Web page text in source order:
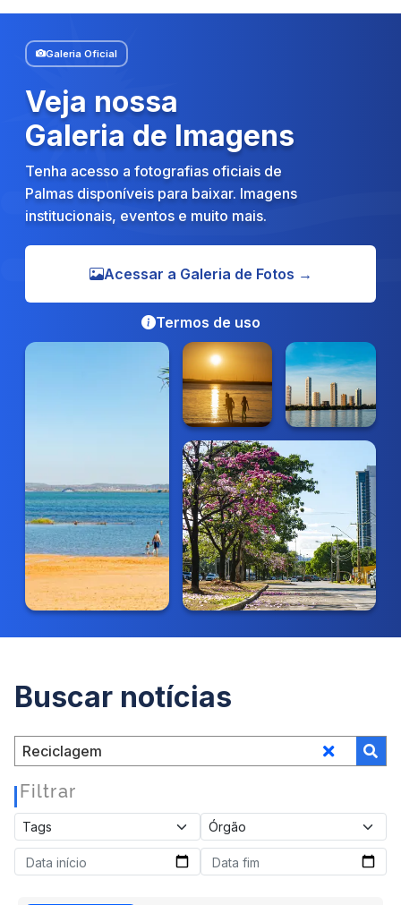
Galeria Oficial
Veja nossa
Galeria de Imagens
Tenha acesso a fotografias oficiais de
Palmas disponíveis para baixar. Imagens
institucionais, eventos e muito mais.
Termos de uso
Acessar a Galeria de Fotos →
Buscar notícias
Filtrar